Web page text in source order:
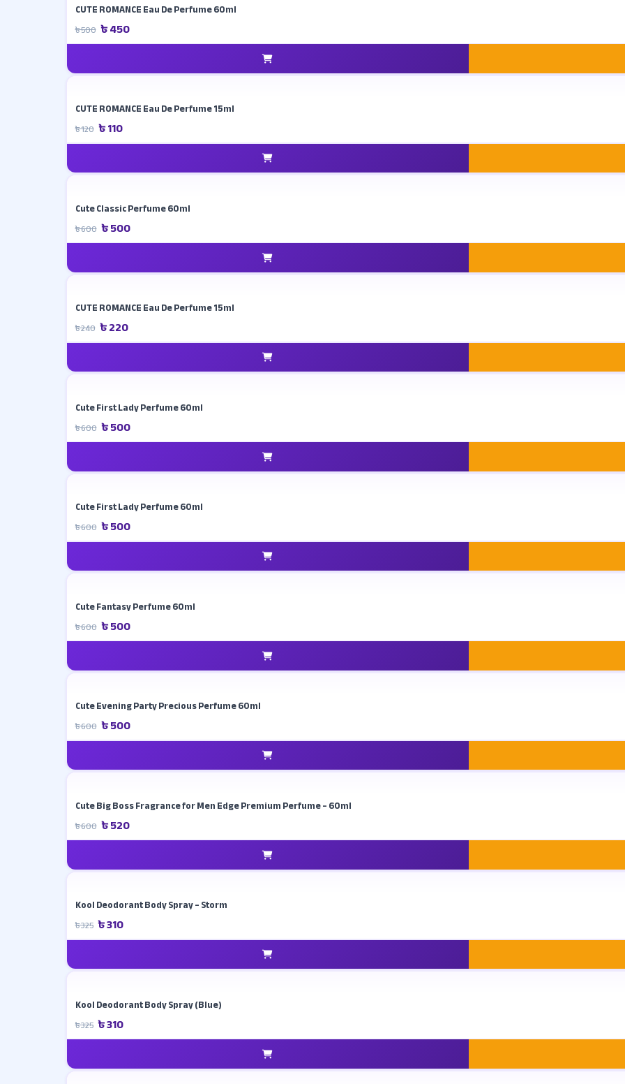
CUTE ROMANCE Eau De Perfume 60ml
৳ 500 ৳ 450
CUTE ROMANCE Eau De Perfume 15ml
৳ 120 ৳ 110
Cute Classic Perfume 60ml
৳ 600 ৳ 500
CUTE ROMANCE Eau De Perfume 15ml
৳ 240 ৳ 220
Cute First Lady Perfume 60ml
৳ 600 ৳ 500
Cute First Lady Perfume 60ml
৳ 600 ৳ 500
Cute Fantasy Perfume 60ml
৳ 600 ৳ 500
Cute Evening Party Precious Perfume 60ml
৳ 600 ৳ 500
Cute Big Boss Fragrance for Men Edge Premium Perfume – 60ml
৳ 600 ৳ 520
Kool Deodorant Body Spray – Storm
৳ 325 ৳ 310
Kool Deodorant Body Spray (Blue)
৳ 325 ৳ 310